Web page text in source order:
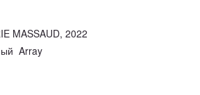
MASSAUD, 2022
Array